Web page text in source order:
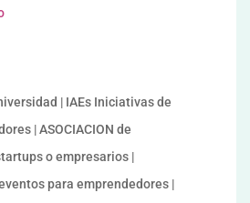
| IAEs Iniciativas de
| ASOCIACION de
o empresarios |
para emprendedores |